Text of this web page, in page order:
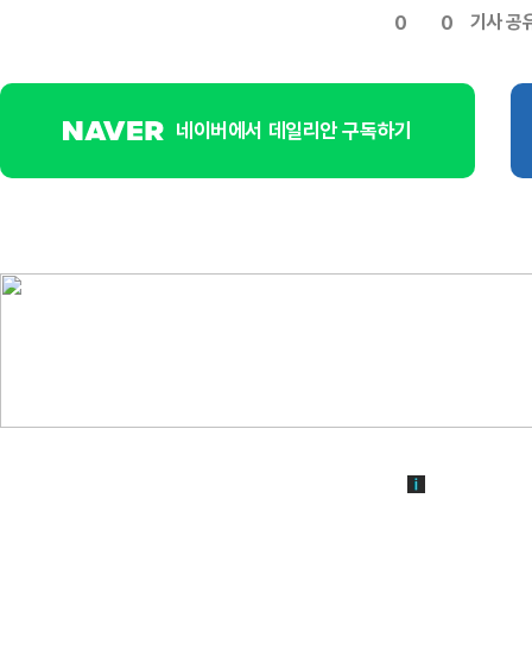
0 0 기사 공
네이버에서 데일리안 구독하기